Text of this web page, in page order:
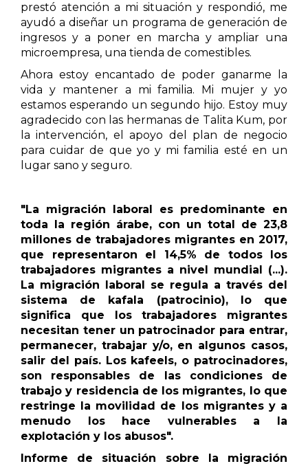
prestó atención a mi situación y respondió, me
ayudó a diseñar un programa de generación de
ingresos y a poner en marcha y ampliar una
microempresa, una tienda de comestibles.
Ahora estoy encantado de poder ganarme la
vida y mantener a mi familia. Mi mujer y yo
estamos esperando un segundo hijo. Estoy muy
agradecido con las hermanas de Talita Kum, por
la intervención, el apoyo del plan de negocio
para cuidar de que yo y mi familia esté en un
lugar sano y seguro.
"La migración laboral es predominante en
toda la región árabe, con un total de 23,8
millones de trabajadores migrantes en 2017,
que representaron el 14,5% de todos los
trabajadores migrantes a nivel mundial (...).
La migración laboral se regula a través del
sistema de kafala (patrocinio), lo que
significa que los trabajadores migrantes
necesitan tener un patrocinador para entrar,
permanecer, trabajar y/o, en algunos casos,
salir del país. Los kafeels, o patrocinadores,
son responsables de las condiciones de
trabajo y residencia de los migrantes, lo que
restringe la movilidad de los migrantes y a
menudo los hace vulnerables a la
explotación y los abusos".
Informe de situación sobre la migración